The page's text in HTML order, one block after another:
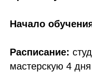
Начало
Расписание:
мастерскую 4